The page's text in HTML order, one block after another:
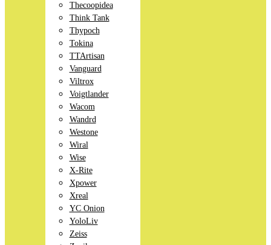
Thecoopidea
Think Tank
Thypoch
Tokina
TTArtisan
Vanguard
Viltrox
Voigtlander
Wacom
Wandrd
Westone
Wiral
Wise
X-Rite
Xpower
Xreal
YC Onion
YoloLiv
Zeiss